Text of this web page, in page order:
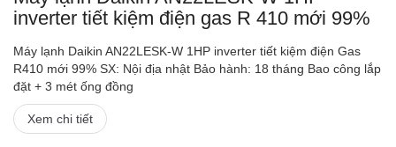
inverter tiết kiệm điện gas R 410 mới 99%
Máy lạnh Daikin AN22LESK-W 1HP inverter tiết kiệm điện Gas
R410 mới 99% SX: Nội địa nhật Bảo hành: 18 tháng Bao công lắp
đặt + 3 mét ống đồng
Xem chi tiết